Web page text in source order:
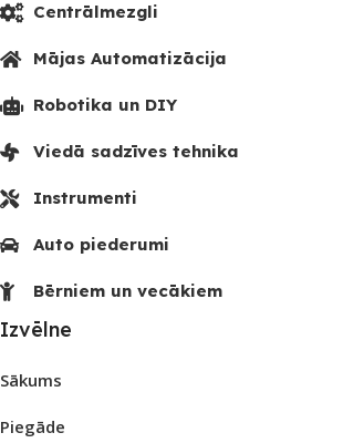
Centrālmezgli
Mājas Automatizācija
Robotika un DIY
Viedā sadzīves tehnika
Instrumenti
Auto piederumi
Bērniem un vecākiem
Izvēlne
Sākums
Piegāde